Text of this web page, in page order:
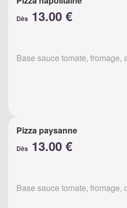
Dès 13.00 €
Base sauce tomate, fromage,
Pizza paysanne
Dès 13.00 €
Base sauce tomate, fromage,